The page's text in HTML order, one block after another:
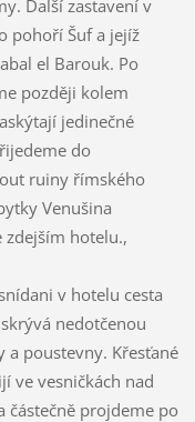
Další zastavení v
pohoří Šuf a jejíž
el Barouk. Po
později kolem
jedinečné
do
ruiny římského
Venušina
zdejším hotelu.,
v hotelu cesta
nedotčenou
a poustevny. Křesťané
ve vesničkách nad
částečně projdeme po